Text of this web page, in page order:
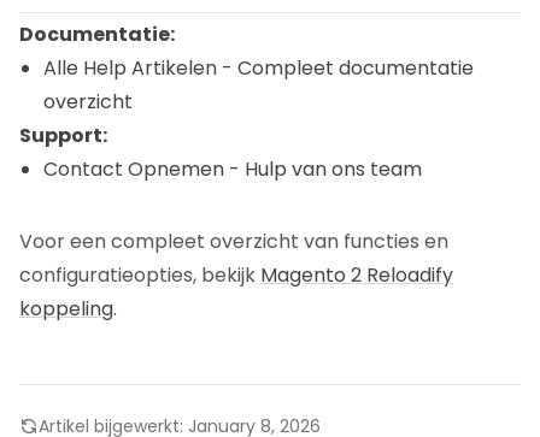
Documentatie:
Alle Help Artikelen - Compleet documentatie
overzicht
Support:
Contact Opnemen - Hulp van ons team
Voor een compleet overzicht van functies en
configuratieopties, bekijk Magento 2 Reloadify
koppeling.
Artikel bijgewerkt: January 8, 2026